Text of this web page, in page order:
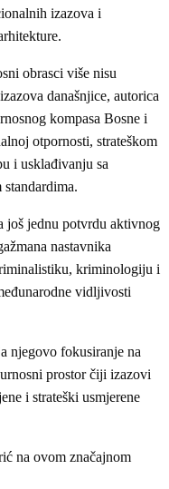
izazova i
obrasci više nisu
današnjice, autorica
kompasa Bosne i
otpornosti, strateškom
i usklađivanju sa
još jednu potvrdu aktivnog
nastavnika
kriminologiju i
vidljivosti
njegovo fokusiranje na
prostor čiji izazovi
i strateški usmjerene
na ovom značajnom